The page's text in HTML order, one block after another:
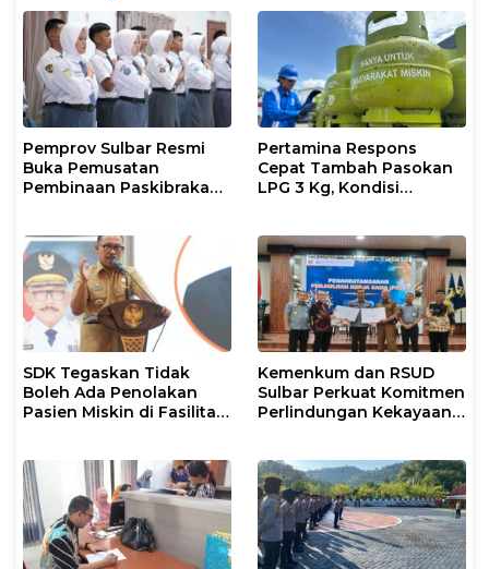
Pemprov Sulbar Resmi
Buka Pemusatan
Pembinaan Paskibraka
Pertamina Respons
Cepat Tambah Pasokan
LPG 3 Kg, Kondisi
SDK Tegaskan Tidak
Boleh Ada Penolakan
Pasien Miskin di Fasilitas
Kemenkum dan RSUD
Sulbar Perkuat Komitmen
Perlindungan Kekayaan